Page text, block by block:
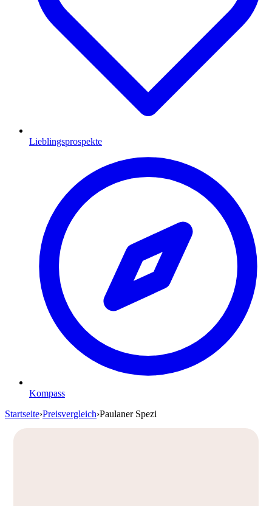
Lieblingsprospekte
Kompass
Startseite›Preisvergleich›Paulaner Spezi